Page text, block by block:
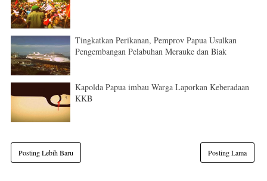
Tingkatkan Perikanan, Pemprov Papua Usulkan
Pengembangan Pelabuhan Merauke dan Biak
Kapolda Papua imbau Warga Laporkan Keberadaan
KKB
Posting Lebih Baru Posting Lama